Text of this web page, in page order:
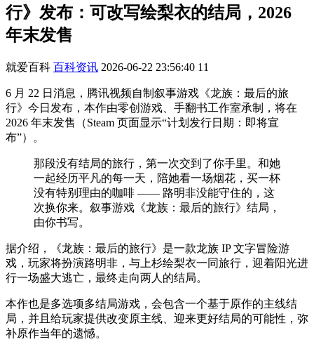
行》发布：可改写绘梨衣的结局，2026
年末发售
就爱百科 百科资讯 2026-06-22 23:56:40 11
6 月 22 日消息，腾讯视频自制叙事游戏《龙族：最后的旅
行》今日发布，本作由零创游戏、手翻书工作室承制，将在
2026 年末发售（Steam 页面显示“计划发行日期：即将宣
布”）。
那段没有结局的旅行，第一次交到了你手里。和她
一起经历平凡的每一天，陪她看一场烟花，买一杯
没有特别理由的咖啡 —— 路明非没能守住的，这
次换你来。叙事游戏《龙族：最后的旅行》结局，
由你书写。
据介绍，《龙族：最后的旅行》是一款龙族 IP 文字冒险游
戏，玩家将扮演路明非，与上杉绘梨衣一同旅行，迎着阳光进
行一场盛大逃亡，最终走向两人的结局。
本作也是多选项多结局游戏，会包含一个基于原作的主线结
局，并且给玩家提供改变原主线、迎来更好结局的可能性，弥
补原作当年的遗憾。